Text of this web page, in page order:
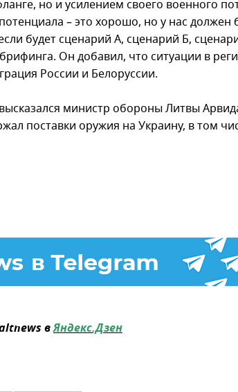
но и усилением своего военного
– это хорошо, но у нас должен
будет сценарий А, сценарий Б,
Он добавил, что ситуации в
России и Белоруссии.
министр обороны Литвы
поставки оружия на Украину, в том
вЯндекс.Дзен